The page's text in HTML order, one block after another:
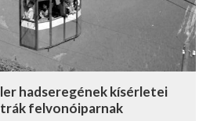
hadseregének kísérletei
felvonóiparnak